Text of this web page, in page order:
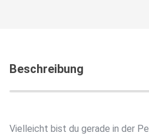
Beschreibung
Vielleicht bist du gerade in der